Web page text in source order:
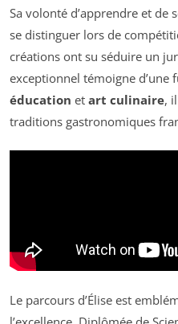
Sa volonté d’apprendre et de
se distinguer lors de
créations ont su séduire un
exceptionnel témoigne d’une
éducation et art culinaire,
traditions gastronomiques
Le parcours d’Élise est